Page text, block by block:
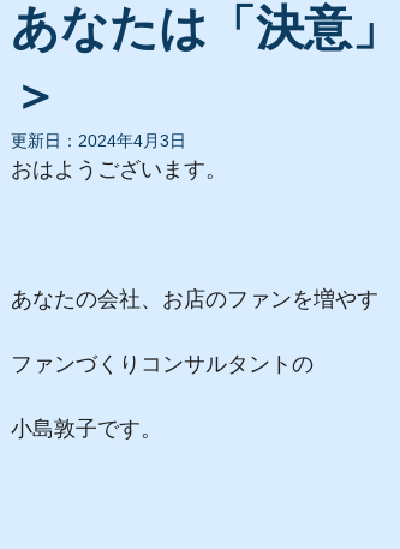
あなたは「決意
＞
更新日： 2024年4月3日
おはようございます。
あなたの会社、お店のファンを増やす
ファンづくりコンサルタントの
小島敦子です。